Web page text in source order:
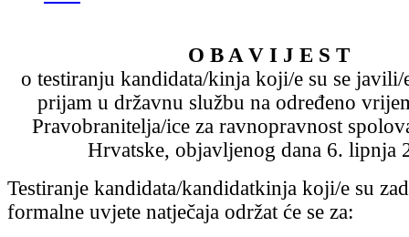
O B A V I J E S T
o testiranju kandidata/kinja koji/e su se javili/
prijam u državnu službu na određeno
Pravobranitelja/ice za ravnopravnost
Hrvatske, objavljenog dana 6. lipnja
Testiranje kandidata/kandidatkinja koji/e su
formalne uvjete natječaja održat će se za: